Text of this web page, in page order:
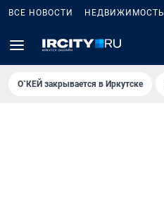
ВСЕ НОВОСТИ НЕДВИЖИМОСТЬ
О`КЕЙ закрывается в Иркутске